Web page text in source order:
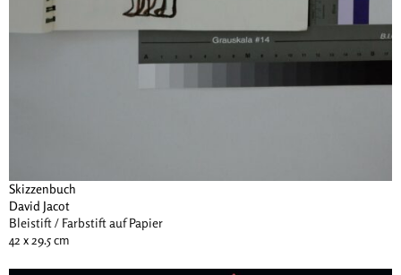
Skizzenbuch
David Jacot
Bleistift / Farbstift auf Papier
42 x 29.5 cm